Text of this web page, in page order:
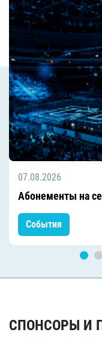
07.08.2026
Абонементы на
События
СПОНСОРЫ И